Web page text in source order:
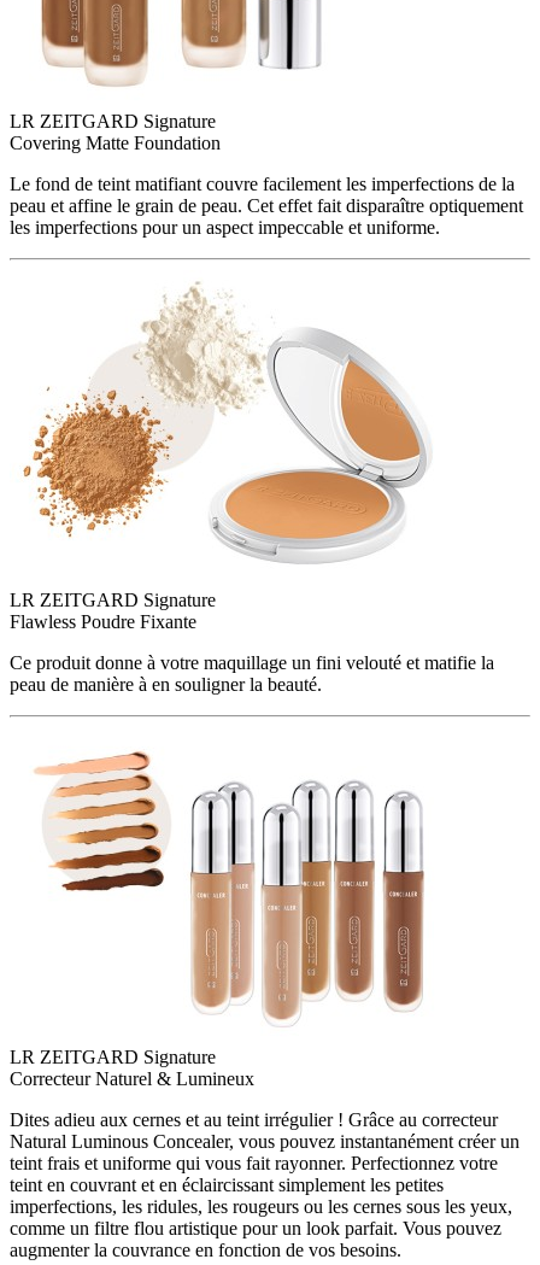
LR ZEITGARD Signature
Covering Matte Foundation
Le fond de teint matifiant couvre facilement les imperfections de la
peau et affine le grain de peau. Cet effet fait disparaître optiquement
les imperfections pour un aspect impeccable et uniforme.
LR ZEITGARD Signature
Flawless​ Poudre Fixante
Ce produit donne à votre maquillage un fini velouté et matifie la
peau de manière à en souligner la beauté.
LR ZEITGARD Signature
Correcteur Naturel & Lumineux
Dites adieu aux cernes et au teint irrégulier ! Grâce au correcteur
Natural Luminous Concealer, vous pouvez instantanément créer un
teint frais et uniforme qui vous fait rayonner. Perfectionnez votre
teint en couvrant et en éclaircissant simplement les petites
imperfections, les ridules, les rougeurs ou les cernes sous les yeux,
comme un filtre flou artistique pour un look parfait. Vous pouvez
augmenter la couvrance en fonction de vos besoins.